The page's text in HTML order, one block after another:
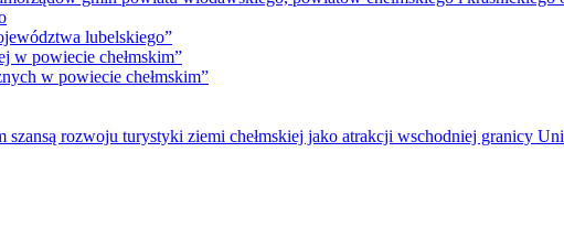
lubelskiego”
w powiecie chełmskim”
w powiecie chełmskim”
szansą rozwoju turystyki ziemi chełmskiej jako atrakcji wschodniej granicy